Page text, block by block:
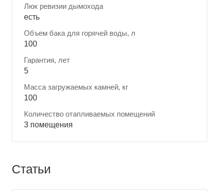
Люк ревизии дымохода
есть
Объем бака для горячей воды, л
100
Гарантия, лет
5
Масса загружаемых камней, кг
100
Количество отапливаемых помещений
3 помещения
Статьи